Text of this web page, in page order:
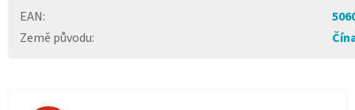
EAN:
Země původu: